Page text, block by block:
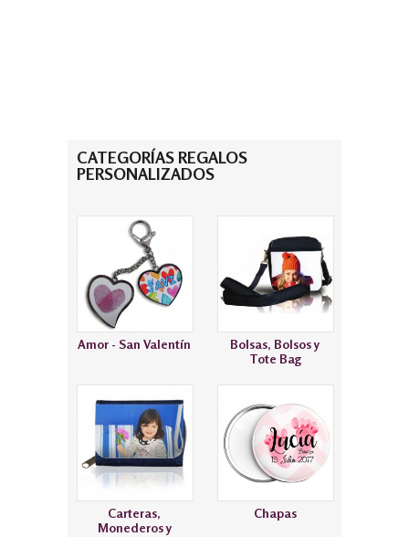
CATEGORÍAS REGALOS
PERSONALIZADOS
Amor - San Valentín
Bolsas, Bolsos y
Tote Bag
Carteras,
Monederos y
Chapas